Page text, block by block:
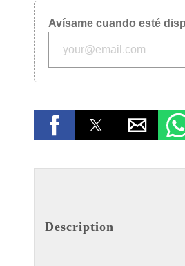
Avísame cuando esté
Description